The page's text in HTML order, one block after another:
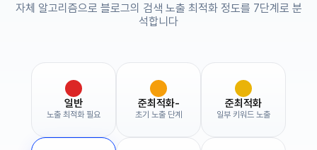
자체 알고리즘으로 블로그의 검색 노출 최적화 정도를 7단계로 분
석합니다
일반
노출 최적화 필요
준최적화-
초기 노출 단계
준최적화
일부 키워드 노출